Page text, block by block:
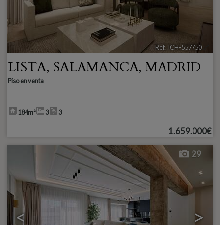
Ref.. ICH-557750
LISTA, SALAMANCA, MADRID
Piso en venta
184m² 3 3
1.659.000€
< >
29